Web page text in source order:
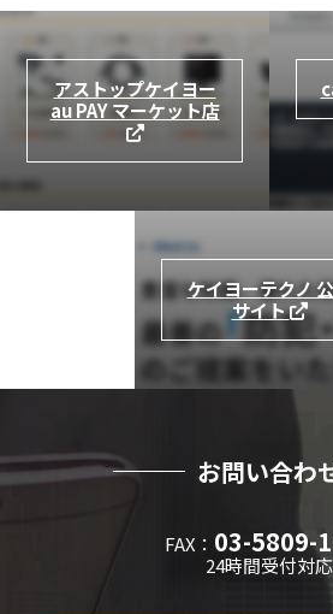
アストップケイヨー
au PAY マーケット店
ケイヨーテクノ
サイト
お問い合わ
FAX： 03-5809-
24時間受付対応